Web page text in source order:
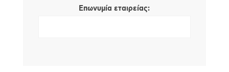
Επωνυμία εταιρείας: